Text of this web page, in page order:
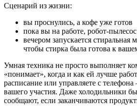
Сценарий из жизни:
вы проснулись, а кофе уже готов
пока вы на работе, робот-
вечером запускается
чтобы стирка была готова к
Умная техника не просто выполняет
«понимает», когда и как ей лучше
расписание или управляете с телефона
вашего участия. Даже холодильники
сообщают, если заканчиваются